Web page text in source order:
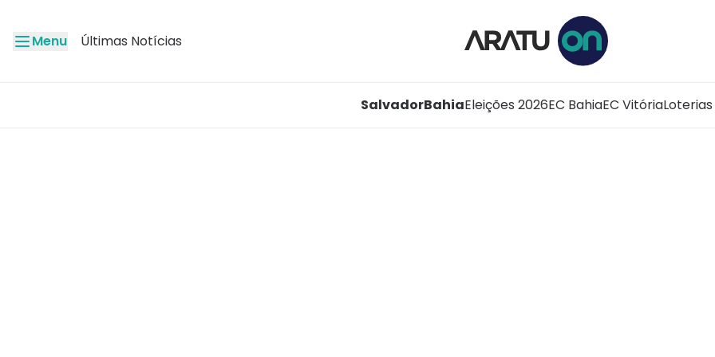
Menu Últimas Notícias
SalvadorBahiaEleições 2026EC BahiaEC VitóriaLoterias